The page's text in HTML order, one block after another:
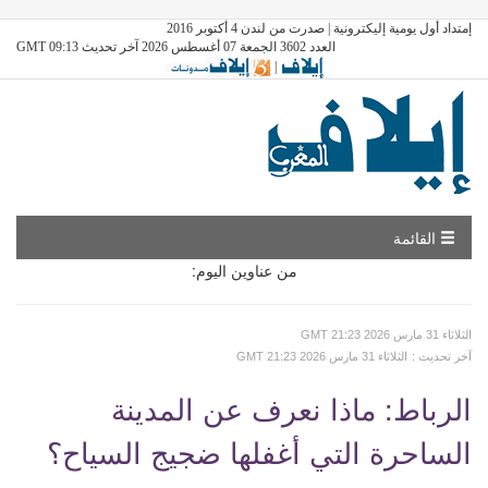
إمتداد أول يومية إليكترونية | صدرت من لندن 4 أكتوبر 2016
العدد 3602 الجمعة 07 أغسطس 2026 آخر تحديث GMT 09:13
|
القائمة
من عناوين اليوم:
GMT الثلاثاء 31 مارس 2026 21:23
GMT الثلاثاء 31 مارس 2026 21:23
: آخر تحديث
الرباط: ماذا نعرف عن المدينة
الساحرة التي أغفلها ضجيج السياح؟